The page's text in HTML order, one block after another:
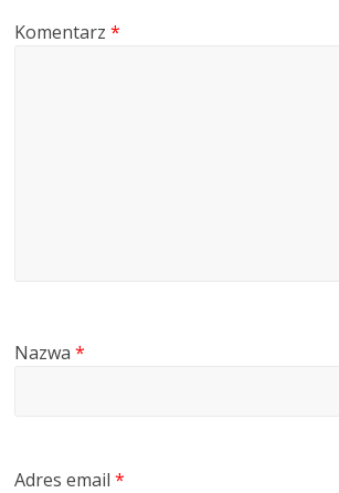
Komentarz*
Nazwa*
Adres email*